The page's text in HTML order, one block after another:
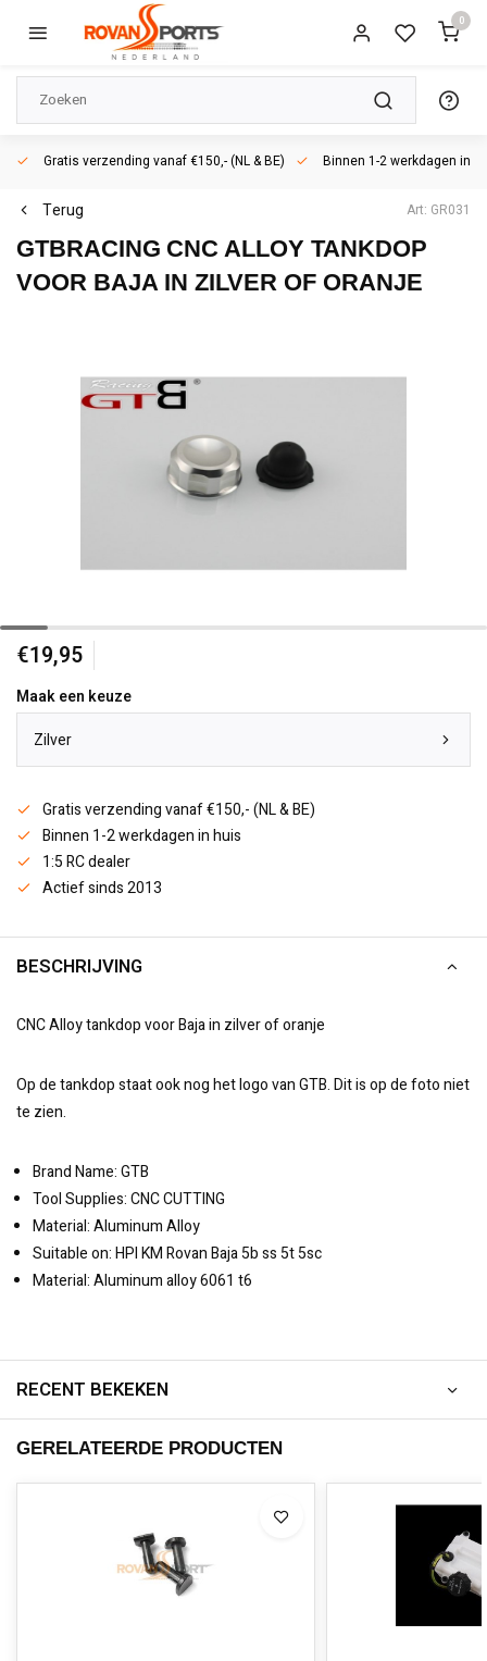
0
Gratis verzending vanaf €150,- (NL & BE) Binnen 1-2 werkdagen in
Terug Art: GR031
GTBRACING CNC ALLOY TANKDOP
VOOR BAJA IN ZILVER OF ORANJE
€19,95
Maak een keuze
Zilver
Gratis verzending vanaf €150,- (NL & BE)
Binnen 1-2 werkdagen in huis
1:5 RC dealer
Actief sinds 2013
BESCHRIJVING
CNC Alloy tankdop voor Baja in zilver of oranje
Op de tankdop staat ook nog het logo van GTB. Dit is op de foto niet
te zien.
Brand Name: GTB
Tool Supplies: CNC CUTTING
Material: Aluminum Alloy
Suitable on: HPI KM Rovan Baja 5b ss 5t 5sc
Material: Aluminum alloy 6061 t6
RECENT BEKEKEN
GERELATEERDE PRODUCTEN